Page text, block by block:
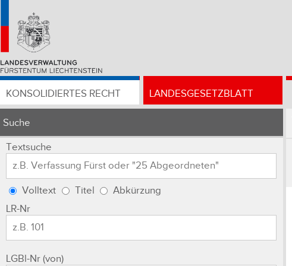
KONSOLIDIERTES RECHT LANDESGESETZBLATT
Suche
Textsuche
Volltext Titel
Abkürzung
LR-Nr
LGBl-Nr (von)